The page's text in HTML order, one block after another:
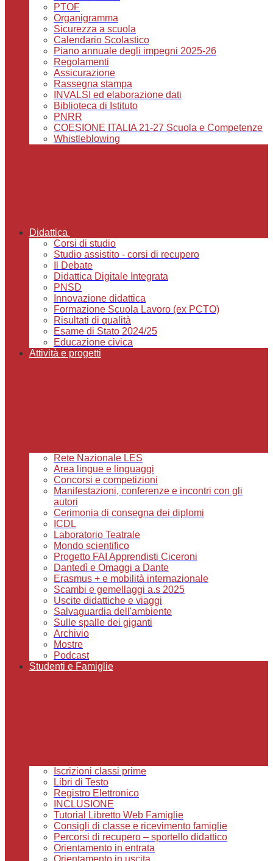
PTOF
Organigramma
Sicurezza a scuola
Calendario Scolastico
Piano annuale degli impegni 2025-26
Regolamenti
Assicurazione
Rassegna stampa
INVALSI ed elaborazione dati
Biblioteca di Istituto
PNRR
COESIONE ITALIA 21-27 Scuola e Competenze
Whistleblowing
Didattica
Corsi di studio
Studio assistito - corsi di recupero
Il Debate
Didattica Digitale Integrata
PNSD
Innovazione didattica
Formazione Scuola Lavoro (ex PCTO)
Risultati di qualità
Esame di Stato 2024/25
Educazione civica
Attività e progetti
Rete Nazionale LES
Area lingue e linguaggi
Concorsi e competizioni
Manifestazioni, conferenze e incontri con gli
autori
Cerimonia di consegna dei diplomi
ICDL
Laboratorio Teatrale
Mondo scientifico
Progetto FAI Apprendisti Ciceroni
Dantedì e Omaggi a Dante
Erasmus + e mobilità internazionale
Scambi e gemellaggi a.s 2025
Uscite didattiche e viaggi
Salvaguardia dell'ambiente
Sulle spalle dei giganti
Archivio
Mostre
Podcast
Studenti e Famiglie
Iscrizioni classi prime
Libri di Testo
Registro Elettronico
INCLUSIONE
Tutorial Libretto Web Famiglie
Consigli di classe e ricevimento famiglie
Percorsi di recupero – sportello didattico
Orientamento in entrata